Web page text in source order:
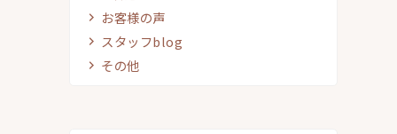
お客様の声
スタッフblog
その他